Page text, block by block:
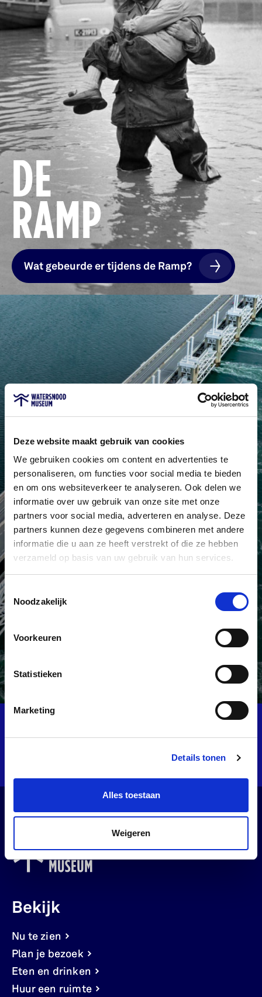
Deze website maakt gebruik van cookies
We gebruiken cookies om content en advertenties te
personaliseren, om functies voor social media te bieden
en om ons websiteverkeer te analyseren. Ook delen we
informatie over uw gebruik van onze site met onze
partners voor social media, adverteren en analyse. Deze
partners kunnen deze gegevens combineren met andere
informatie die u aan ze heeft verstrekt of die ze hebben
verzameld op basis van uw gebruik van hun services.
Toestemmingsselectie
Noodzakelijk
Voorkeuren
Statistieken
Marketing
Details tonen
Alles toestaan
Weigeren
DE
RAMP
Wat gebeurde er tijdens de Ramp?
Wat gebeurde er tijdens de Ramp?
KENNIS
CENTRUM
Lees meer over waterveiligheid
Lees meer over waterveiligheid
Bekijk
Nu te zien
Plan je bezoek
Eten en drinken
Huur een ruimte